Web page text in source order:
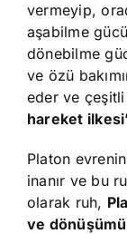
vermeyip,
aşabilme
dönebilme
ve özü
eder ve
hareket
Platon
inanır ve bu
olarak ruh,
ve